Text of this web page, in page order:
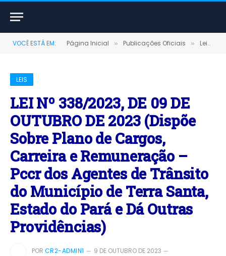
VOCÊ ESTÁ EM: Página Inicial » Publicações Oficiais » Leis
LEIS
LEI Nº 338/2023, DE 09 DE
OUTUBRO DE 2023 (Dispõe
Sobre Plano de Cargos,
Carreira e Remuneração –
Pccr dos Agentes de Trânsito
do Município de Terra Santa,
Estado do Pará e Dá Outras
Providências)
POR CR2-ADMIN1
9 DE OUTUBRO DE 2023